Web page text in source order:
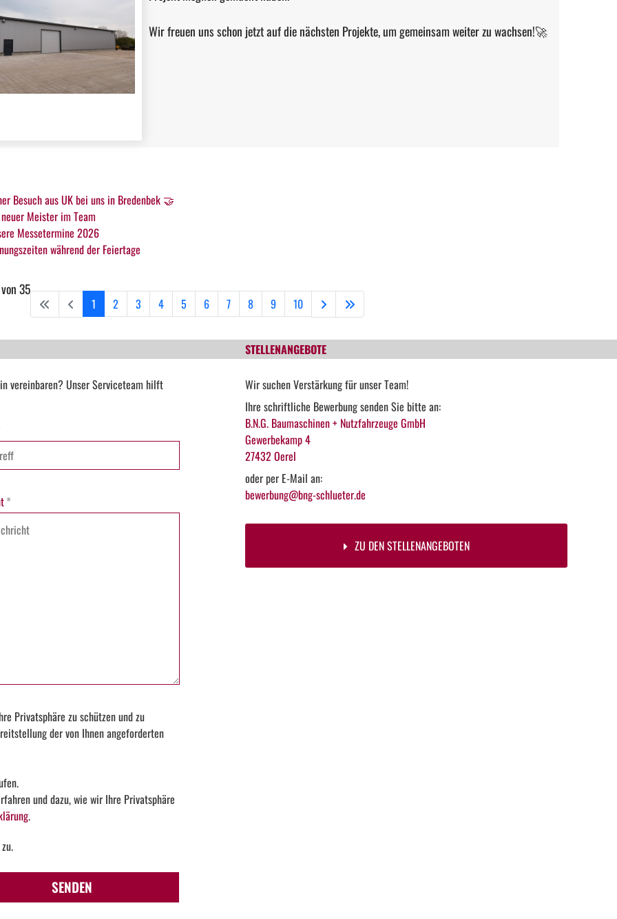
Wir freuen uns schon jetzt auf die nächsten Projekte, um gemeinsam weiter zu wachsen!🚀
Besuch aus UK bei uns in Bredenbek 🤝
Meister im Team
Messetermine 2026
während der Feiertage
35
1 2 3 4 5 6 7 8 9 10
vereinbaren? Unser Serviceteam hilft
*
Privatsphäre zu schützen und zu
der von Ihnen angeforderten
und dazu, wie wir Ihre Privatsphäre
.
SENDEN
STELLENANGEBOTE
Wir suchen Verstärkung für unser Team!
Ihre schriftliche Bewerbung senden Sie bitte an:
B.N.G. Baumaschinen + Nutzfahrzeuge GmbH
Gewerbekamp 4
27432 Oerel
oder per E-Mail an:
bewerbung@bng-schlueter.de
ZU DEN STELLENANGEBOTEN